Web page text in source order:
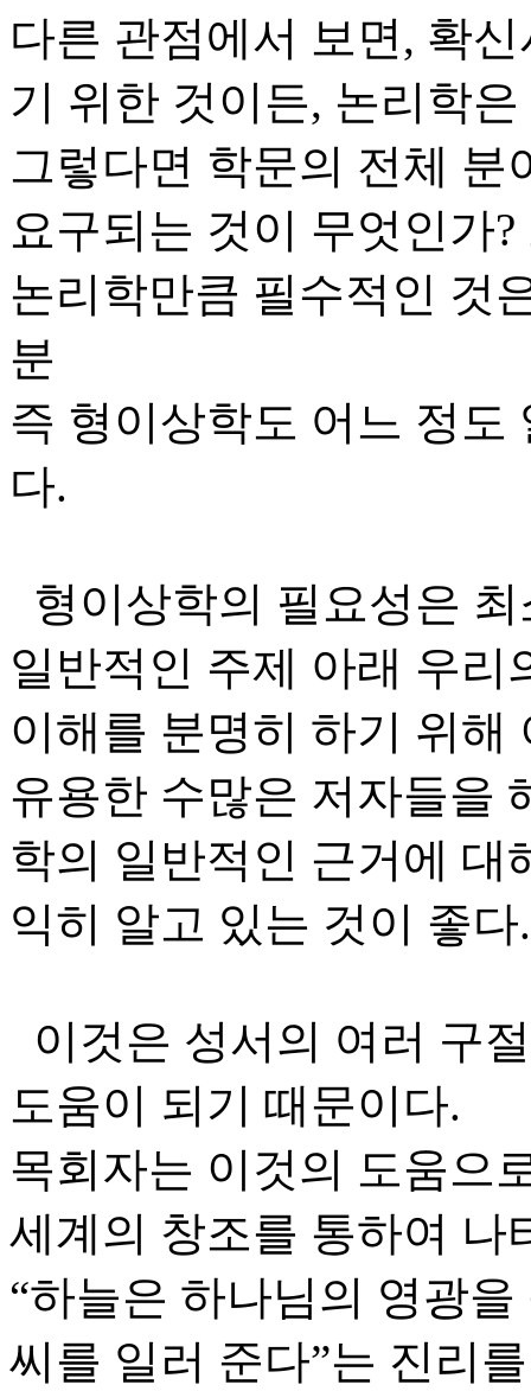
다른 관점에서 보면, 확
기 위한 것이든, 논리학
그렇다면 학문의 전체 분
요구되는 것이 무엇인가
논리학만큼 필수적인 것
분
즉 형이상학도 어느 정도
다.
형이상학의 필요성은
일반적인 주제 아래 우
이해를 분명히 하기 위해
유용한 수많은 저자들을
학의 일반적인 근거에 대
익히 알고 있는 것이 좋다.
이것은 성서의 여러 구
도움이 되기 때문이다.
목회자는 이것의 도움으
세계의 창조를 통하여 나
“하늘은 하나님의 영광
씨를 일러 준다”는 진리를